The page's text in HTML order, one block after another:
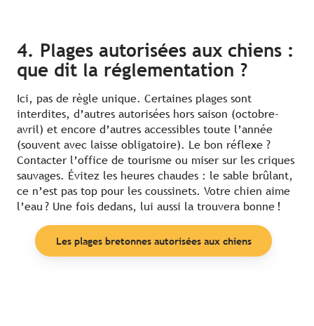
4. Plages autorisées aux chiens :
que dit la réglementation ?
Ici, pas de règle unique. Certaines plages sont
interdites, d’autres autorisées hors saison (octobre-
avril) et encore d’autres accessibles toute l’année
(souvent avec laisse obligatoire). Le bon réflexe ?
Contacter l’office de tourisme ou miser sur les criques
sauvages. Évitez les heures chaudes : le sable brûlant,
ce n’est pas top pour les coussinets. Votre chien aime
l’eau ? Une fois dedans, lui aussi la trouvera bonne !
Les plages bretonnes autorisées aux chiens